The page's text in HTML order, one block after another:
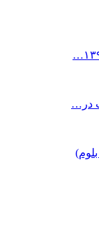
در…